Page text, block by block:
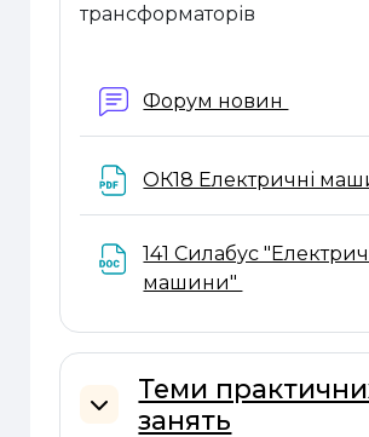
трансформаторів
Форум новин
ОК18 Електричні
141 Силабус
машини"
Згорнути
Теми
занять